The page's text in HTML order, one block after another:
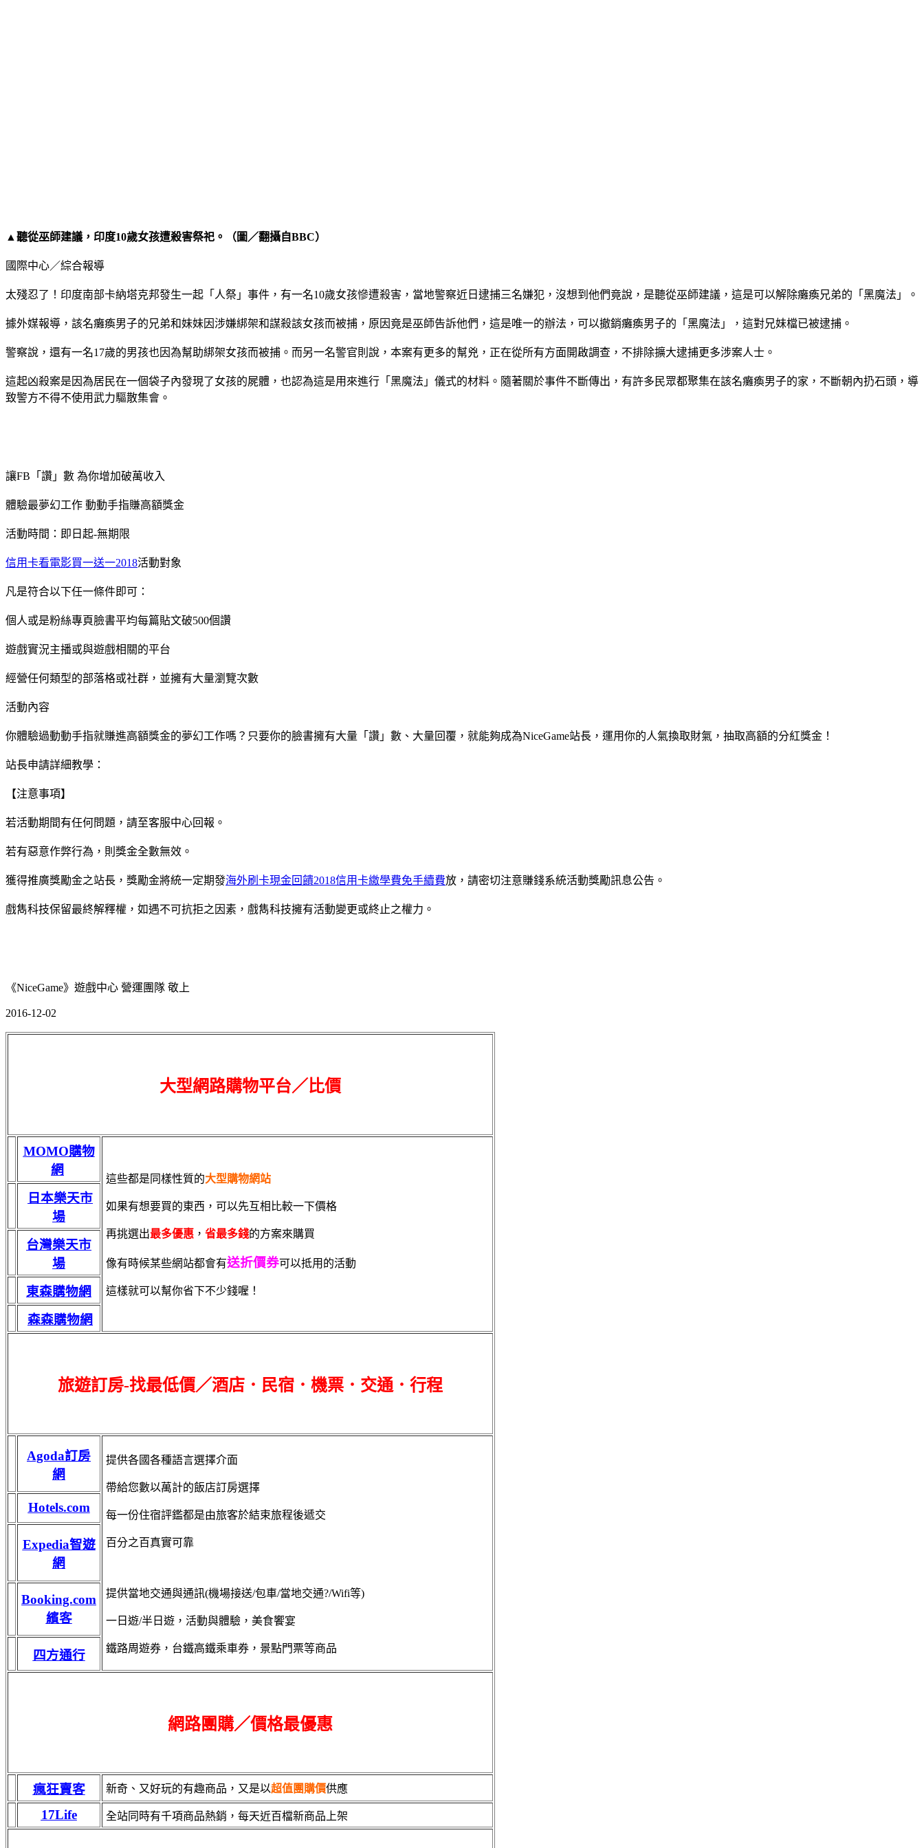
▲聽從巫師建議，印度10歲女孩遭殺害祭祀。（圖／翻攝自BBC）
國際中心／綜合報導
太殘忍了！印度南部卡納塔克邦發生一起「人祭」事件，有一名10歲女孩慘遭殺害，當地警察近日逮捕三名嫌犯，沒想到他們竟說，是聽從巫師建議，這是可以解除癱瘓兄弟的「黑魔法」。
據外媒報導，該名癱瘓男子的兄弟和妹妹因涉嫌綁架和謀殺該女孩而被捕，原因竟是巫師告訴他們，這是唯一的辦法，可以撤銷癱瘓男子的「黑魔法」，這對兄妹檔已被逮捕。
警察說，還有一名17歲的男孩也因為幫助綁架女孩而被捕。而另一名警官則說，本案有更多的幫兇，正在從所有方面開啟調查，不排除擴大逮捕更多涉案人士。
這起凶殺案是因為居民在一個袋子內發現了女孩的屍體，也認為這是用來進行「黑魔法」儀式的材料。隨著關於事件不斷傳出，有許多民眾都聚集在該名癱瘓男子的家，不斷朝內扔石頭，導
致警方不得不使用武力驅散集會。
讓FB「讚」數 為你增加破萬收入
體驗最夢幻工作 動動手指賺高額獎金
活動時間：即日起-無期限
信用卡看電影買一送一2018活動對象
凡是符合以下任一條件即可：
個人或是粉絲專頁臉書平均每篇貼文破500個讚
遊戲實況主播或與遊戲相關的平台
經營任何類型的部落格或社群，並擁有大量瀏覽次數
活動內容
你體驗過動動手指就賺進高額獎金的夢幻工作嗎？只要你的臉書擁有大量「讚」數、大量回覆，就能夠成為NiceGame站長，運用你的人氣換取財氣，抽取高額的分紅獎金！
站長申請詳細教學：
【注意事項】
若活動期間有任何問題，請至客服中心回報。
若有惡意作弊行為，則獎金全數無效。
獲得推廣獎勵金之站長，獎勵金將統一定期發海外刷卡現金回饋2018信用卡繳學費免手續費放，請密切注意賺錢系統活動獎勵訊息公告。
戲雋科技保留最終解釋權，如遇不可抗拒之因素，戲雋科技擁有活動變更或終止之權力。
《NiceGame》遊戲中心 營運團隊 敬上
2016-12-02
大型網路購物平台／比價
MOMO購物
網
這些都是同樣性質的大型購物網站
如果有想要買的東西，可以先互相比較一下價格
再挑選出最多優惠 ， 省最多錢的方案來購買
像有時候某些網站都會有送折價券可以抵用的活動
這樣就可以幫你省下不少錢喔！
日本樂天市
場
台灣樂天市
場
東森購物網
森森購物網
旅遊訂房-找最低價／酒店．民宿．機票．交通．行程
Agoda訂房
網
提供各國各種語言選擇介面
帶給您數以萬計的飯店訂房選擇
每一份住宿評鑑都是由旅客於結束旅程後遞交
百分之百真實可靠
提供當地交通與通訊(機場接送/包車/當地交通?/Wifi等)
一日遊/半日遊，活動與體驗，美食饗宴
鐵路周遊券，台鐵高鐵乘車券，景點門票等商品
Hotels.com
Expedia智遊
網
Booking.com
繽客
四方通行
網路團購／價格最優惠
瘋狂賣客 新奇、又好玩的有趣商品，又是以超值團購價供應
17Life 全站同時有千項商品熱銷，每天近百檔新商品上架